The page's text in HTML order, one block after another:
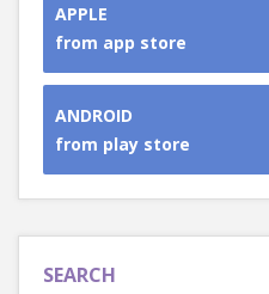
APPLE
from app store
ANDROID
from play store
SEARCH